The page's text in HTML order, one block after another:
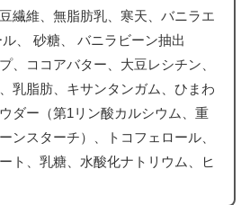
繊維、無脂肪乳、寒天、バニラエ
、 砂糖、 バニラビーン抽出
、ココアバター、大豆レシチン、
乳脂肪、キサンタンガム、ひまわ
ダー（第1リン酸カルシウム、重
ンスターチ）、トコフェロール、
ト、乳糖、水酸化ナトリウム、ヒ